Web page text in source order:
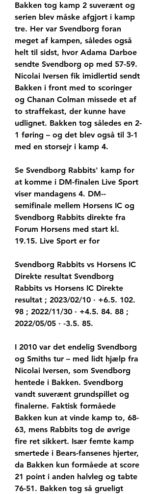
Bakken tog kamp 2 suverænt og
serien blev måske afgjort i kamp
tre. Her var Svendborg foran
meget af kampen, således også
helt til sidst, hvor Adama Darboe
sendte Svendborg op med 57-59.
Nicolai Iversen fik imidlertid sendt
Bakken i front med to scoringer
og Chanan Colman missede et af
to straffekast, der kunne have
udlignet. Bakken tog således en 2-
1 føring – og det blev også til 3-1
med en storsejr i kamp 4.
Se Svendborg Rabbits' kamp for
at komme i DM-finalen Live Sport
viser mandagens 4. DM--
semifinale mellem Horsens IC og
Svendborg Rabbits direkte fra
Forum Horsens med start kl.
19.15. Live Sport er for
Svendborg Rabbits vs Horsens IC
Direkte resultat Svendborg
Rabbits vs Horsens IC Direkte
resultat ; 2023/02/10 · +6.5. 102.
98 ; 2022/11/30 · +4.5. 84. 88 ;
2022/05/05 · -3.5. 85.
I 2010 var det endelig Svendborg
og Smiths tur – med lidt hjælp fra
Nicolai Iversen, som Svendborg
hentede i Bakken. Svendborg
vandt suverænt grundspillet og
finalerne. Faktisk formåede
Bakken kun at vinde kamp to, 68-
63, mens Rabbits tog de øvrige
fire ret sikkert. Især femte kamp
smertede i Bears-fansenes hjerter,
da Bakken kun formåede at score
21 point i anden halvleg og tabte
76-51. Bakken tog så grueligt